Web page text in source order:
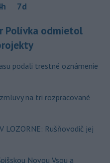
7d
Polívka odmietol
podali trestné oznámenie
na tri rozpracované
LOZORNE: Rušňovodič jej
Novou Vsou a